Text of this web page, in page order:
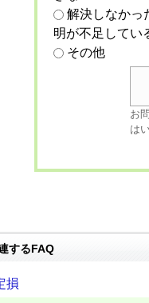
解決しなかっ
明が不足してい
その他
お
は
するFAQ
損